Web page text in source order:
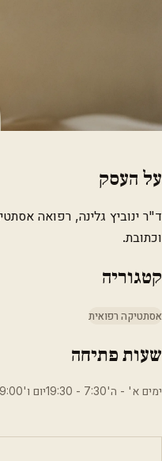
על העסק
ד"ר ינוביץ גלינה, רפואה
וכתובת.
קטגוריה
אסתטיקה רפואית
שעות פתיחה
ימים א' - ה'7:30 - 19:30יום ו'9:00 - 13:00